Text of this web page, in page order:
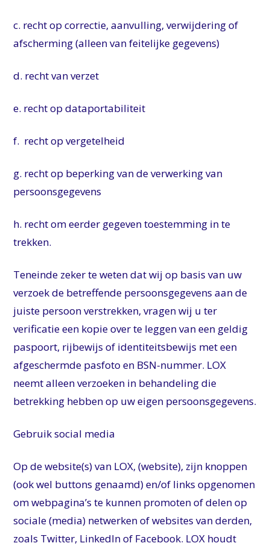
c. recht op correctie, aanvulling, verwijdering of
afscherming (alleen van feitelijke gegevens)
d. recht van verzet
e. recht op dataportabiliteit
f. recht op vergetelheid
g. recht op beperking van de verwerking van
persoonsgegevens
h. recht om eerder gegeven toestemming in te
trekken.
Teneinde zeker te weten dat wij op basis van uw
verzoek de betreffende persoonsgegevens aan de
juiste persoon verstrekken, vragen wij u ter
verificatie een kopie over te leggen van een geldig
paspoort, rijbewijs of identiteitsbewijs met een
afgeschermde pasfoto en BSN-nummer. LOX
neemt alleen verzoeken in behandeling die
betrekking hebben op uw eigen persoonsgegevens.
Gebruik social media
Op de website(s) van LOX, (website), zijn knoppen
(ook wel buttons genaamd) en/of links opgenomen
om webpagina’s te kunnen promoten of delen op
sociale (media) netwerken of websites van derden,
zoals Twitter, LinkedIn of Facebook. LOX houdt